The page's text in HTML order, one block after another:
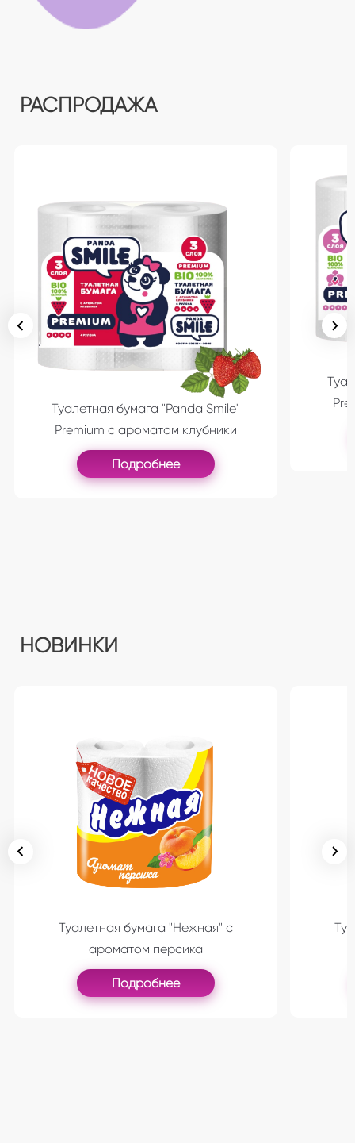
РАСПРОДАЖА
Туалетная бумага "Panda Smile"
Premium с ароматом клубники
Подробнее
НОВИНКИ
Туалетная бумага "Нежная" с
ароматом персика
Подробнее